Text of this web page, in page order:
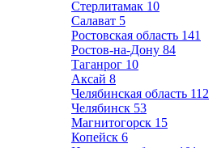
Стерлитамак 10
Салават 5
Ростовская область 141
Ростов-на-Дону 84
Таганрог 10
Аксай 8
Челябинская область 112
Челябинск 53
Магнитогорск 15
Копейск 6